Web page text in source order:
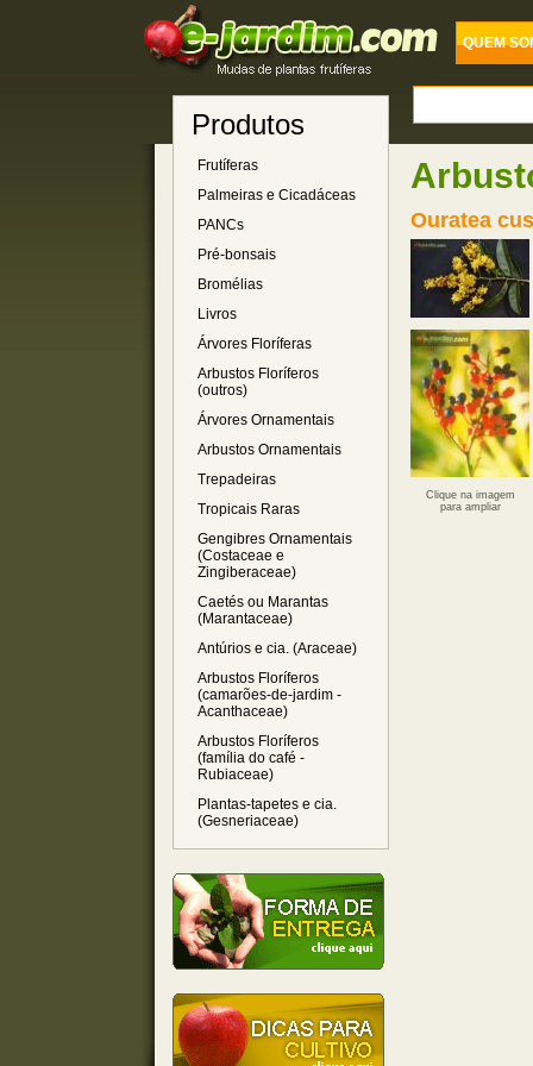
QUEM
Produtos
Frutíferas
Palmeiras e Cicadáceas
PANCs
Pré-bonsais
Bromélias
Livros
Árvores Floríferas
Arbustos Floríferos
(outros)
Árvores Ornamentais
Arbustos Ornamentais
Trepadeiras
Tropicais Raras
Gengibres Ornamentais
(Costaceae e
Zingiberaceae)
Caetés ou Marantas
(Marantaceae)
Antúrios e cia. (Araceae)
Arbustos Floríferos
(camarões-de-jardim -
Acanthaceae)
Arbustos Floríferos
(família do café -
Rubiaceae)
Plantas-tapetes e cia.
(Gesneriaceae)
Ouratea
Clique na imagem
para ampliar